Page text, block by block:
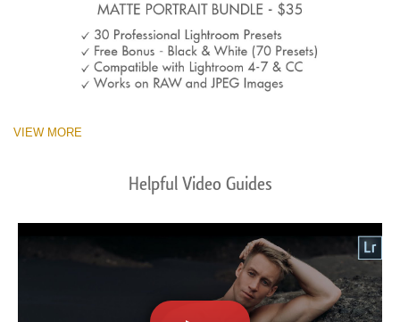
VIEW MORE
Helpful Video Guides